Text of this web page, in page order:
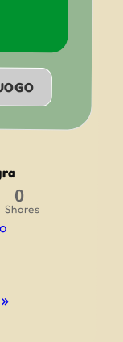
0
Shares
»